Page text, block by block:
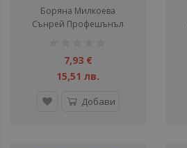
Борянa Милкоева
Сънрей Профешънъл
7,93 €
15,51 лв.
Добави